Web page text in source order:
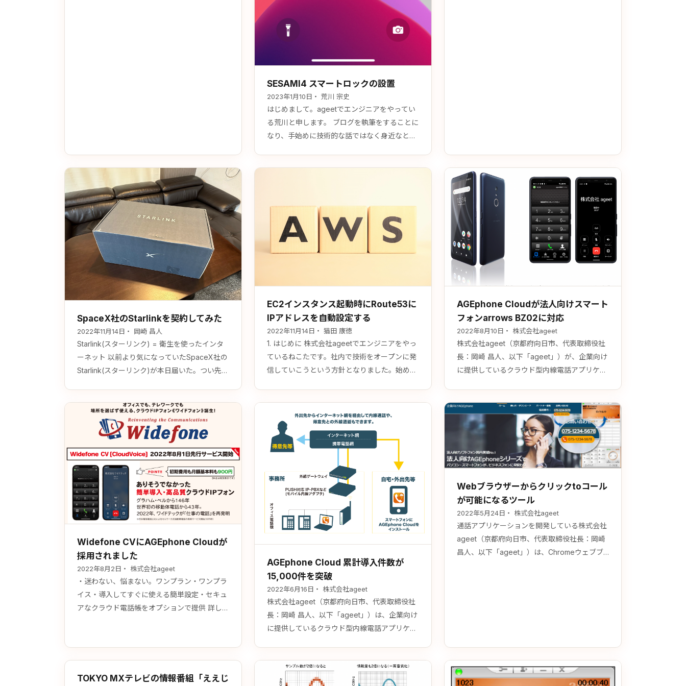
SESAMI4 スマートロックの設置
2023年1月10日 ・ 荒川 宗史
はじめまして。ageetでエンジニアをやってい
る荒川と申します。 ブログを執筆をすることに
なり、手始めに技術的な話ではなく身近なとこ
ク) https://qrio.me/smar…
SpaceX社のStarlinkを契約してみた
2022年11月14日 ・ 岡崎 昌人
Starlink(スターリンク) = 衛生を使ったインタ
ーネット 以前より気になっていたSpaceX社の
Starlink(スターリンク)が本日届いた。つい先週
をしていた。 申し込んでから到着までちょうど
1週間。人気なのか在庫準備中が３〜４日ほど
続いていたのが、「発送しました」と通知が来
てからすぐに届いた印象である。…
EC2インスタンス起動時にRoute53に
IPアドレスを自動設定する
2022年11月14日 ・ 猫田 康徳
1. はじめに 株式会社ageetでエンジニアをやっ
ているねこたです。社内で技術をオープンに発
信していこうという方針となりました。始めは
AmazonLinux2 の新規起動時にEC2インスタン
スに割り当てられたIPアドレスをRoute53を利
用し指定したドメインに設定します。…
AGEphone Cloudが法人向けスマート
フォンarrows BZ02に対応
2022年8月10日 ・ 株式会社ageet
株式会社ageet（京都府向日市、代表取締役社
長：岡崎 昌人、以下「ageet」）が、企業向け
に提供しているクラウド型内線電話アプリケー
代表取締役社長：田中典尚、以下「FCNT」）
が自社ブランド商品として販売する法人向けス
マートフォン「arrows BZ02（アローズビーゼ
ットゼロニ）」に対応しました…
Widefone CVにAGEphone Cloudが
採用されました
2022年8月2日 ・ 株式会社ageet
・迷わない、悩まない。ワンプラン・ワンプラ
イス・導入してすぐに使える簡単設定・セキュ
アなクラウド電話帳をオプションで提供 詳しく
AGEphone Cloud 累計導入件数が
15,000件を突破
2022年6月16日 ・ 株式会社ageet
株式会社ageet（京都府向日市、代表取締役社
長：岡崎 昌人、以下「ageet」）は、企業向け
に提供しているクラウド型内線電話アプリケー
10,000ユーザー超え企業を含め利用者数合計が
20万アカウントを突破したことをお知らせいた
Webブラウザーからクリックtoコール
が可能になるツール
2022年5月24日 ・ 株式会社ageet
通話アプリケーションを開発している株式会社
ageet（京都府向日市、代表取締役社長：岡崎
昌人、以下「ageet」）は、Chromeウェブブ
TOKYO MXテレビの情報番組「ええじ